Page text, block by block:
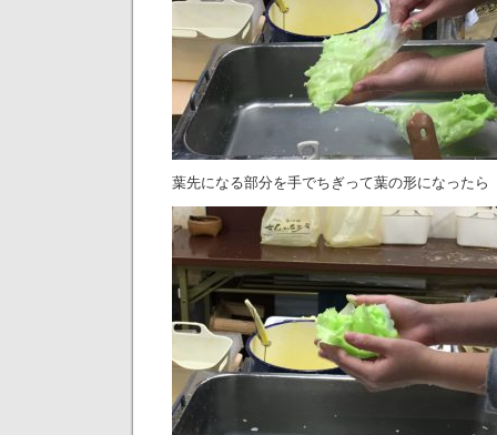
葉先になる部分を手でちぎって葉の形になったら